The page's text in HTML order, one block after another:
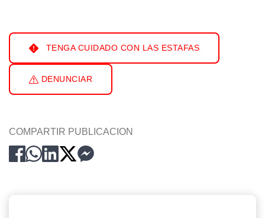
TENGA CUIDADO CON LAS ESTAFAS
DENUNCIAR
COMPARTIR PUBLICACION